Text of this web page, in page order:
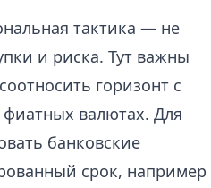
тактика — не
и риска. Тут важны
горизонт с
валютах. Для
банковские
срок, например